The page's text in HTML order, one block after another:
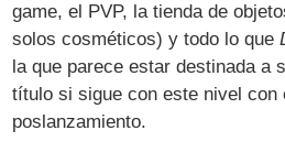
game, el PVP, la tienda de
solos cosméticos) y todo lo que
la que parece estar destinada a
título si sigue con este nivel con
poslanzamiento.